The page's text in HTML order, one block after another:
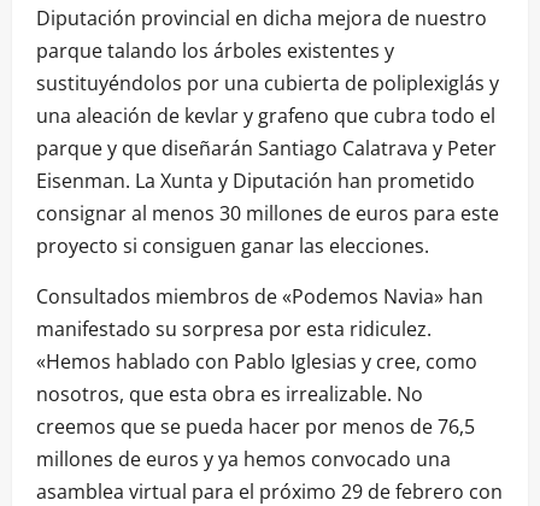
Diputación provincial en dicha mejora de nuestro
parque talando los árboles existentes y
sustituyéndolos por una cubierta de poliplexiglás y
una aleación de kevlar y grafeno que cubra todo el
parque y que diseñarán Santiago Calatrava y Peter
Eisenman. La Xunta y Diputación han prometido
consignar al menos 30 millones de euros para este
proyecto si consiguen ganar las elecciones.
Consultados miembros de «Podemos Navia» han
manifestado su sorpresa por esta ridiculez.
«Hemos hablado con Pablo Iglesias y cree, como
nosotros, que esta obra es irrealizable. No
creemos que se pueda hacer por menos de 76,5
millones de euros y ya hemos convocado una
asamblea virtual para el próximo 29 de febrero con